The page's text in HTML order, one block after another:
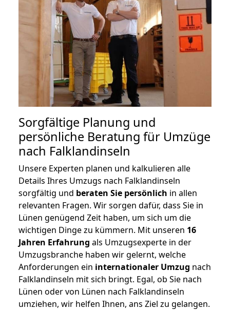
Sorgfältige Planung und
persönliche Beratung für Umzüge
nach Falklandinseln
Unsere Experten planen und kalkulieren alle
Details Ihres Umzugs nach Falklandinseln
sorgfältig und beraten Sie persönlich in allen
relevanten Fragen. Wir sorgen dafür, dass Sie in
Lünen genügend Zeit haben, um sich um die
wichtigen Dinge zu kümmern. Mit unseren 16
Jahren Erfahrung als Umzugsexperte in der
Umzugsbranche haben wir gelernt, welche
Anforderungen ein internationaler Umzug nach
Falklandinseln mit sich bringt. Egal, ob Sie nach
Lünen oder von Lünen nach Falklandinseln
umziehen, wir helfen Ihnen, ans Ziel zu gelangen.